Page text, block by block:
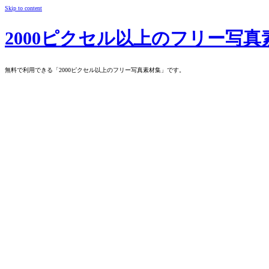
Skip to content
2000ピクセル以上のフリー写真
無料で利用できる「2000ピクセル以上のフリー写真素材集」です。